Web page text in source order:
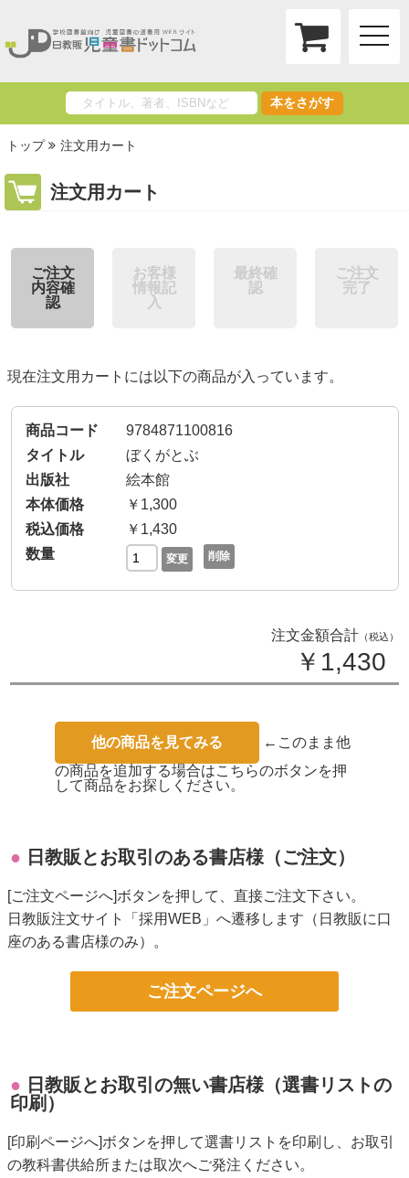
toggle
本をさがす
トップ 注文用カート
注文用カート
ご注文
内容確
認
お客様
情報記
入
最終確
認
ご注文
完了
現在注文用カートには以下の商品が入っています。
9784871100816
ぼくがとぶ
絵本館
￥1,300
￥1,430
変更 削除
注文金額合計（税込）
￥1,430
他の商品を見てみる
←このまま他
の商品を追加する場合はこちらのボタンを押
して商品をお探しください。
日教販とお取引のある書店様（ご注文）
[ご注文ページへ]ボタンを押して、直接ご注文下さい。
日教販注文サイト「採用WEB」へ遷移します（日教販に口
座のある書店様のみ）。
ご注文ページへ
日教販とお取引の無い書店様（選書リストの
印刷）
[印刷ページへ]ボタンを押して選書リストを印刷し、お取引
の教科書供給所または取次へご発注ください。